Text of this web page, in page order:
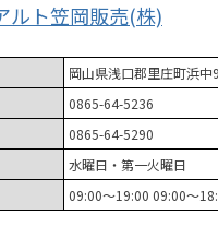
ルト笠岡販売(株)
岡山県浅口郡里庄町浜中
0865-64-5236
0865-64-5290
水曜日・第一火曜日
09:00～19:00 09:00～